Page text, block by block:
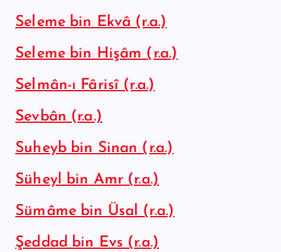
Seleme bin Ekvâ (r.a.)
Seleme bin Hişâm (r.a.)
Selmân-ı Fârisî (r.a.)
Sevbân (r.a.)
Suheyb bin Sinan (r.a.)
Süheyl bin Amr (r.a.)
Sümâme bin Üsal (r.a.)
Şeddad bin Evs (r.a.)